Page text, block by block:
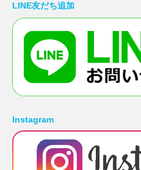
LINE友だち追加
Instagram